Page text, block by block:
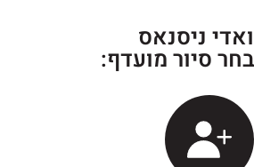
ניסנאס
סיור מועדף: